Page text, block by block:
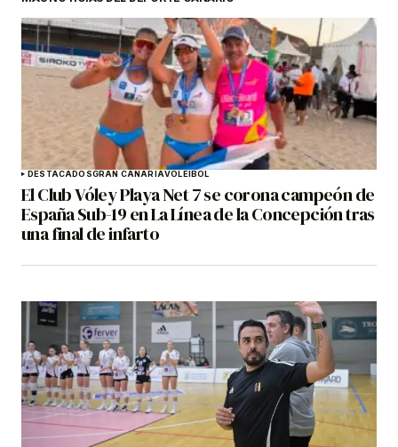
DESTACADOSGRAN CANARIAVOLEIBOL
El Club Vóley Playa Net 7 se corona campeón de
España Sub-19 en La Línea de la Concepción tras
una final de infarto